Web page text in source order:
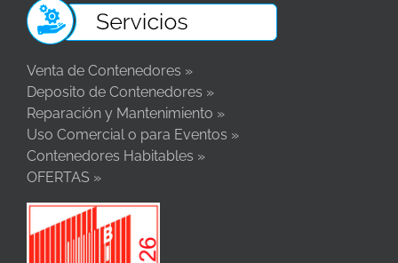
Venta de Contenedores »
Deposito de Contenedores »
Reparación y Mantenimiento »
Uso Comercial o para Eventos »
Contenedores Habitables »
OFERTAS »